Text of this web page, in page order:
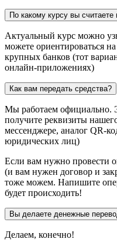
По какому курсу вы считаете
Актуальный курс можно
можете ориентироваться
крупных банков (тот
онлайн-приложениях)
Как вам передать средства?
Мы работаем официально.
получите реквизиты
мессенджере, аналог QR-
юридических лиц)
Если вам нужно провести
(и вам нужен договор и
тоже можем. Напишите
будет происходить!
Вы делаете денежные
Делаем, конечно!